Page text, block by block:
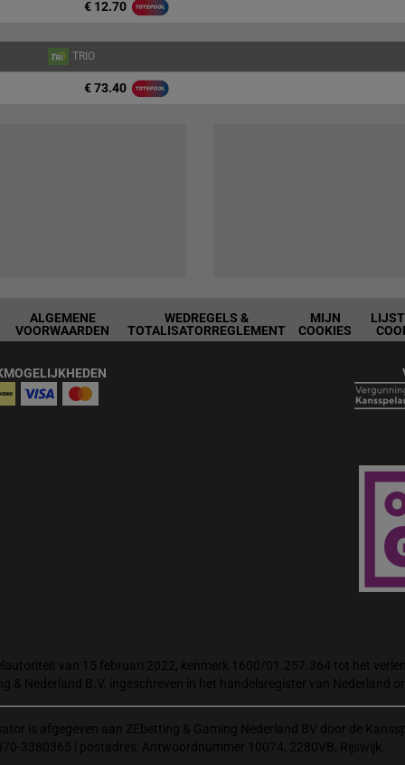
€ 12.70
TRIO
€ 73.40
ALGEMENE
VOORWAARDEN
WEDREGELS &
TOTALISATORREGLEMENT
MIJN
COOKIES
van 15 februari 2022, kenmerk 1600/01.257.364 tot het
& Nederland B.V. ingeschreven in het handelsregister van Nederland
is afgegeven aan ZEbetting & Gaming Nederland BV door de
3380365 | postadres: Antwoordnummer 10074, 2280VB, Rijswijk.